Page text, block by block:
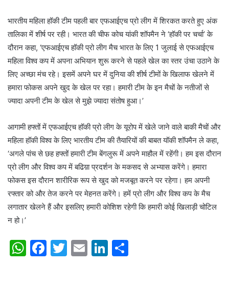
भारतीय महिला हॉकी टीम पहली बार एफआईएच प्रो लीग में शिरकत करते हुए अंक
तालिका में शीर्ष पर रही। भारत की चीफ कोच यांकी शॉपमैन ने ‘हॉकी पर चर्चा’ के
दौरान कहा, ‘एफआईएच हॉकी प्रो लीग मैच भारत के लिए 1 जुलाई से एफआईएच
महिला विश्व कप में अपना अभियान शुरू करने से पहले खेल का स्तर उंचा उठाने के
लिए अच्छा मंच रहे। इसमें अपने घर में दुनिया की शीर्ष टीमों के खिलाफ खेलने में
हमारा फोकस अपने खुद के खेल पर रहा। हमारी टीम के इन मैचों के नतीजों से
ज्यादा अपनी टीम के खेल से मुझे ज्यादा संतोष हुआ।’
आगामी हफ्तों में एफआईएच हॉकी प्रो लीग के यूरोप में खेले जाने वाले बाकी मैचों और
महिला हॉकी विश्व के लिए भारतीय टीम की तैयारियों की बाबत यॉकी शॉपमैन ले कहा,
‘अगले पांच से छह हफ्तों हमारी टीम बेंगलुरू में अपने माहौल में रहेंगी। हम इस दौरान
प्रो लीग और विश्व कप में बढिय़ा प्रदर्शन के मकसद से अभ्यास करेंगे। हमारा
फोकस इस दौरान शारीरिक रूप से खुद को मजबूत करने पर रहेगा। हम अपनी
रफ्तार को और तेज करने पर मेहनत करेंगे। हमें प्रो लीग और विश्व कप के मैच
लगातार खेलने हैं और इसलिए हमारी कोशिश रहेगी कि हमारी कोई खिलाड़ी चोटिल
न हो।’
W F
T
E
Li